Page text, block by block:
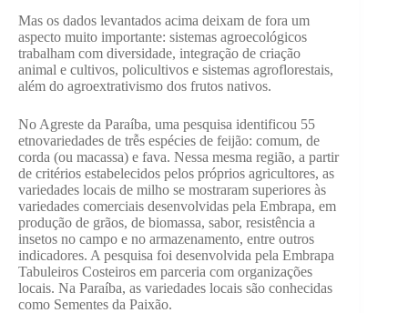
Mas os dados levantados acima deixam de fora um
aspecto muito importante: sistemas agroecológicos
trabalham com diversidade, integração de criação
animal e cultivos, policultivos e sistemas agroflorestais,
além do agroextrativismo dos frutos nativos.
No Agreste da Paraíba, uma pesquisa identificou 55
etnovariedades de trễs espécies de feijão: comum, de
corda (ou macassa) e fava. Nessa mesma região, a partir
de critérios estabelecidos pelos próprios agricultores, as
variedades locais de milho se mostraram superiores às
variedades comerciais desenvolvidas pela Embrapa, em
produção de grãos, de biomassa, sabor, resistência a
insetos no campo e no armazenamento, entre outros
indicadores. A pesquisa foi desenvolvida pela Embrapa
Tabuleiros Costeiros em parceria com organizações
locais. Na Paraíba, as variedades locais são conhecidas
como Sementes da Paixão.